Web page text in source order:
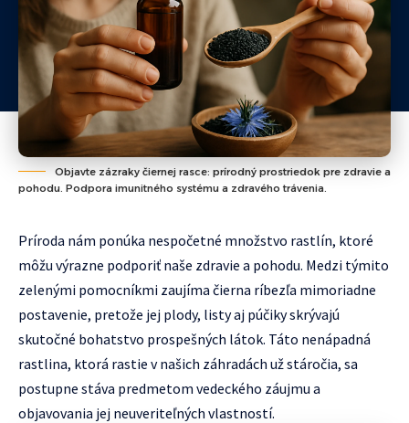
Objavte zázraky čiernej rasce: prírodný prostriedok pre zdravie a
pohodu. Podpora imunitného systému a zdravého trávenia.
Príroda nám ponúka nespočetné množstvo rastlín, ktoré
môžu výrazne podporiť naše zdravie a pohodu. Medzi týmito
zelenými pomocníkmi zaujíma čierna ríbezľa mimoriadne
postavenie, pretože jej plody, listy aj púčiky skrývajú
skutočné bohatstvo prospešných látok. Táto nenápadná
rastlina, ktorá rastie v našich záhradách už stáročia, sa
postupne stáva predmetom vedeckého záujmu a
objavovania jej neuveriteľných vlastností.